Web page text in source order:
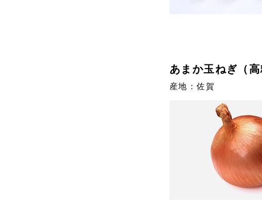
あまか玉ねぎ（
産地：佐賀